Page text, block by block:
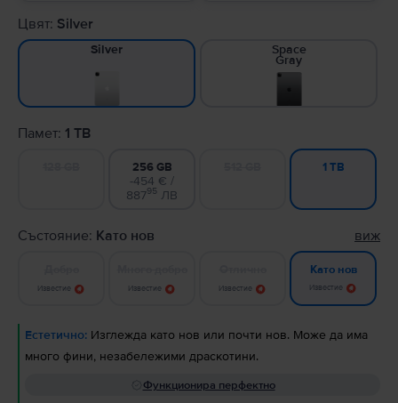
Цвят: Silver
Silver Space
Gray
Памет: 1 TB
256 GB
-454 € /
88795 ЛВ
1 TB
Състояние: Като нов виж
Известие Известие Известие
Като нов
Известие
Естетично: Изглежда като нов или почти нов. Може да има
много фини, незабележими драскотини.
Функционира перфектно